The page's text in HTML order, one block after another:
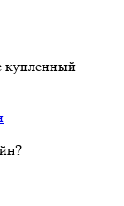
купленный